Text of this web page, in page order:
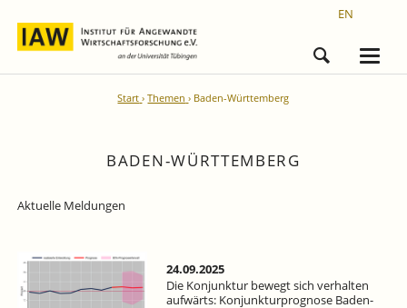
EN
Start Themen Baden-Württemberg
BADEN-WÜRTTEMBERG
Aktuelle Meldungen
24.09.2025
Die Konjunktur bewegt sich verhalten
aufwärts: Konjunkturprognose Baden-